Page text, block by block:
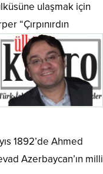
ulaşmak için
“Çırpınırdın
1892’de Ahmed
Azerbaycan’ın milli